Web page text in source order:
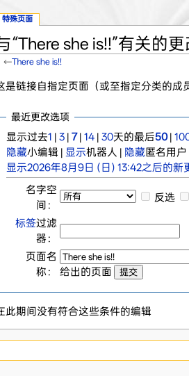
“There she is!!”有关的
←There she is!!
是链接自指定页面（或至指定分类的成
最近更改选项
显示过去1 | 3| 7| 14| 30天的最后50|
隐藏小编辑 | 显示机器人 | 隐藏匿名用
显示2026年8月9日 (日) 13:42之后的新
名字空
间：
反选
标签过滤
器：
页面名
称：
给出的页面
此期间没有符合这些条件的编辑
特殊页面